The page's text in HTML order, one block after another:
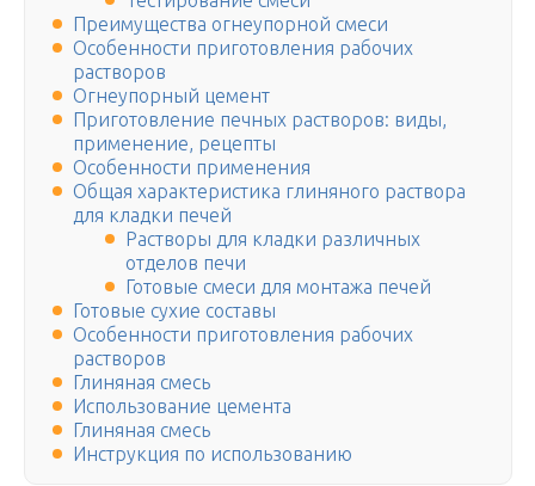
Преимущества огнеупорной смеси
Особенности приготовления рабочих
растворов
Огнеупорный цемент
Приготовление печных растворов: виды,
применение, рецепты
Особенности применения
Общая характеристика глиняного раствора
для кладки печей
Растворы для кладки различных
отделов печи
Готовые смеси для монтажа печей
Готовые сухие составы
Особенности приготовления рабочих
растворов
Глиняная смесь
Использование цемента
Глиняная смесь
Инструкция по использованию